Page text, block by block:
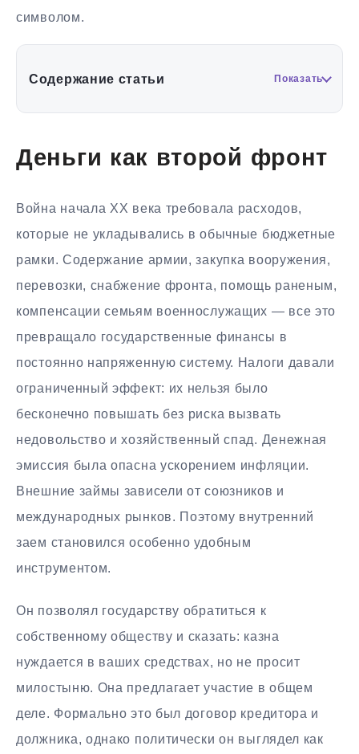
символом.
Содержание статьи Показать
Деньги как второй фронт
Война начала XX века требовала расходов,
которые не укладывались в обычные бюджетные
рамки. Содержание армии, закупка вооружения,
перевозки, снабжение фронта, помощь раненым,
компенсации семьям военнослужащих — все это
превращало государственные финансы в
постоянно напряженную систему. Налоги давали
ограниченный эффект: их нельзя было
бесконечно повышать без риска вызвать
недовольство и хозяйственный спад. Денежная
эмиссия была опасна ускорением инфляции.
Внешние займы зависели от союзников и
международных рынков. Поэтому внутренний
заем становился особенно удобным
инструментом.
Он позволял государству обратиться к
собственному обществу и сказать: казна
нуждается в ваших средствах, но не просит
милостыню. Она предлагает участие в общем
деле. Формально это был договор кредитора и
должника, однако политически он выглядел как